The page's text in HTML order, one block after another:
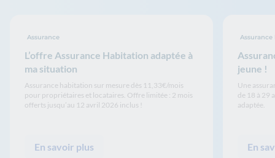
L’offre Assurance Habitation adaptée à
ma situation
Assurance
Assurance habitation sur mesure dès 11,33€/mois
pour propriétaires et locataires. Offre limitée : 2 mois
offerts jusqu’au 12 avril 2026 inclus !
En savoir plus
jeune !
Une
de 18 à 29
adaptée.
En